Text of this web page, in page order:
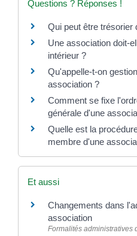
Questions ? Réponses !
Qui peut être trésorier
Une association doit-
intérieur ?
Qu'appelle-t-on
association ?
Comment se fixe
générale d'une
Quelle est la
membre d'une
Et aussi
Changements dans
association
Formalités administratives